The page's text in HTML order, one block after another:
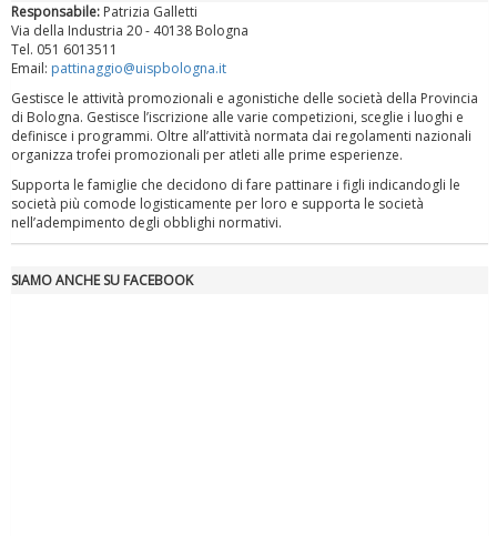
Luglio 2026: "Pensando con i piedi, si possono fare le
rivoluzioni"
Responsabile: Patrizia Galletti
Via della Industria 20 - 40138 Bologna
Tel. 051 6013511
Email: pattinaggio@uispbologna.it
Gestisce le attività promozionali e agonistiche delle società della Provincia
di Bologna. Gestisce l’iscrizione alle varie competizioni, sceglie i luoghi e
definisce i programmi. Oltre all’attività normata dai regolamenti nazionali
organizza trofei promozionali per atleti alle prime esperienze.
Supporta le famiglie che decidono di fare pattinare i figli indicandogli le
società più comode logisticamente per loro e supporta le società
nell’adempimento degli obblighi normativi.
SIAMO ANCHE SU FACEBOOK